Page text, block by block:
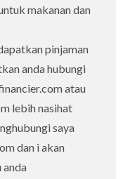
makanan dan
pinjaman
anda hubungi
atau
lebih nasihat
saya
dan i akan
anda